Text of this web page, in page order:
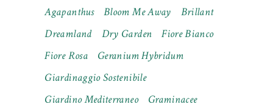
Agapanthus Bloom Me Away
Brillant
Dreamland
Dry Garden
Fiore Bianco
Fiore Rosa
Geranium Hybridum
Giardinaggio Sostenibile
Giardino Mediterraneo
Graminacee